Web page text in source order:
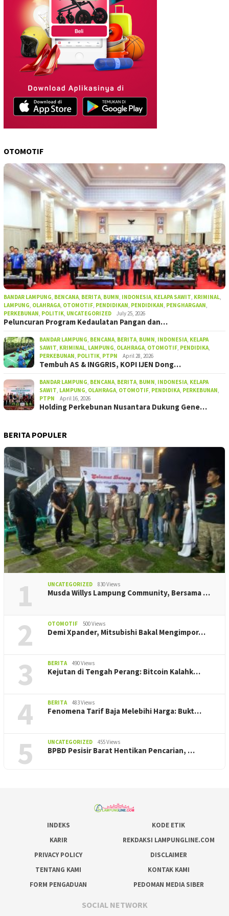
OTOMOTIF
BANDAR LAMPUNG, BENCANA, BERITA, BUMN, INDONESIA, KELAPA SAWIT, KRIMINAL,
LAMPUNG, OLAHRAGA, OTOMOTIF, PENDIDIKAN, PENDIDIKAN, PENGHARGAAN,
PERKEBUNAN, POLITIK, UNCATEGORIZED July 25, 2026
Peluncuran Program Kedaulatan Pangan dan…
BANDAR LAMPUNG, BENCANA, BERITA, BUMN, INDONESIA, KELAPA
SAWIT, KRIMINAL, LAMPUNG, OLAHRAGA, OTOMOTIF, PENDIDIKA,
PERKEBUNAN, POLITIK, PTPN April 28, 2026
Tembuh AS & INGGRIS, KOPI IJEN Dong…
BANDAR LAMPUNG, BENCANA, BERITA, BUMN, INDONESIA, KELAPA
SAWIT, LAMPUNG, OLAHRAGA, OTOMOTIF, PENDIDIKA, PERKEBUNAN,
PTPN
April 16, 2026
Holding Perkebunan Nusantara Dukung Gene…
BERITA POPULER
1 UNCATEGORIZED 830 Views
Musda Willys Lampung Community, Bersama …
2 OTOMOTIF 500 Views
Demi Xpander, Mitsubishi Bakal Mengimpor…
3 BERITA 490 Views
Kejutan di Tengah Perang: Bitcoin Kalahk…
4 BERITA 483 Views
Fenomena Tarif Baja Melebihi Harga: Bukt…
5 UNCATEGORIZED 455 Views
BPBD Pesisir Barat Hentikan Pencarian, ‎…
INDEKS
KODE ETIK
KARIR
REKDAKSI LAMPUNGLINE.COM
PRIVACY POLICY
DISCLAIMER
TENTANG KAMI
KONTAK KAMI
FORM PENGADUAN
PEDOMAN MEDIA SIBER
SOCIAL NETWORK